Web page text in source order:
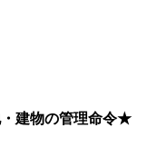
建物の管理命令★